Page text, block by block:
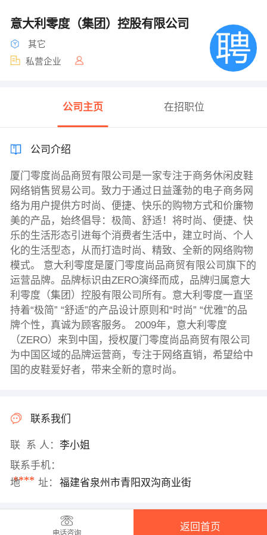
意大利零度（集团）控股有限公司
其它
私营企业
公司主页 在招职位
公司介绍
厦门零度尚品商贸有限公司是一家专注于商务休闲皮鞋
网络销售贸易公司。致力于通过日益蓬勃的电子商务网
络为用户提供方时尚、便捷、快乐的购物方式和价廉物
美的产品，始终倡导：极简、舒适！将时尚、便捷、快
乐的生活形态引进每个消费者生活中，建立时尚、个人
化的生活型态，从而打造时尚、精致、全新的网络购物
模式。 意大利零度是厦门零度尚品商贸有限公司旗下的
运营品牌。品牌标识由ZERO演绎而成，品牌归属意大
利零度（集团）控股有限公司所有。意大利零度一直坚
持着“极简” “舒适”的产品设计原则和“时尚” “优雅”的品
牌个性，真诚为顾客服务。 2009年，意大利零度
（ZERO）来到中国，授权厦门零度尚品商贸有限公司
为中国区域的品牌运营商，专注于网络直销，希望给中
国的皮鞋爱好者，带来全新的意时尚。
联系我们
联 系 人： 李小姐
联系手机：
****
地 址： 福建省泉州市青阳双沟商业街
电话咨询
返回首页